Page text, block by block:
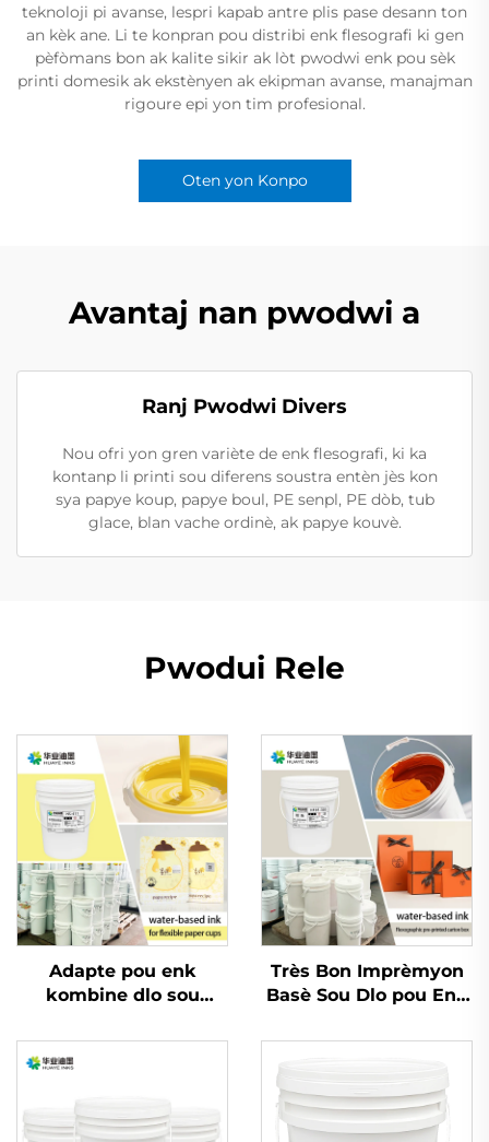
teknoloji pi avanse, lespri kapab antre plis pase desann ton
an kèk ane. Li te konpran pou distribi enk flesografi ki gen
pèfòmans bon ak kalite sikir ak lòt pwodwi enk pou sèk
printi domesik ak ekstènyen ak ekipman avanse, manajman
rigoure epi yon tim profesional.
Oten yon Konpo
Avantaj nan pwodwi a
Ranj Pwodwi Divers
Nou ofri yon gren variète de enk flesografi, ki ka
kontanp li printi sou diferens soustra entèn jès kon
sya papye koup, papye boul, PE senpl, PE dòb, tub
glace, blan vache ordinè, ak papye kouvè.
Pwodui Rele
Adapte pou enk
kombine dlo sou
Très Bon Imprèmyon
Basè Sou Dlo pou Enk
Blan Ordineri ak
Papye Kouvè epi Lòt
Matriyèl